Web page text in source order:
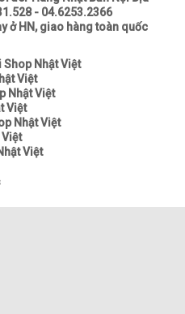
- 04.6253.2366
ở HN, giao hàng toàn quốc
Nhật Việt
Việt
Nhật Việt
Việt
Nhật Việt
Việt